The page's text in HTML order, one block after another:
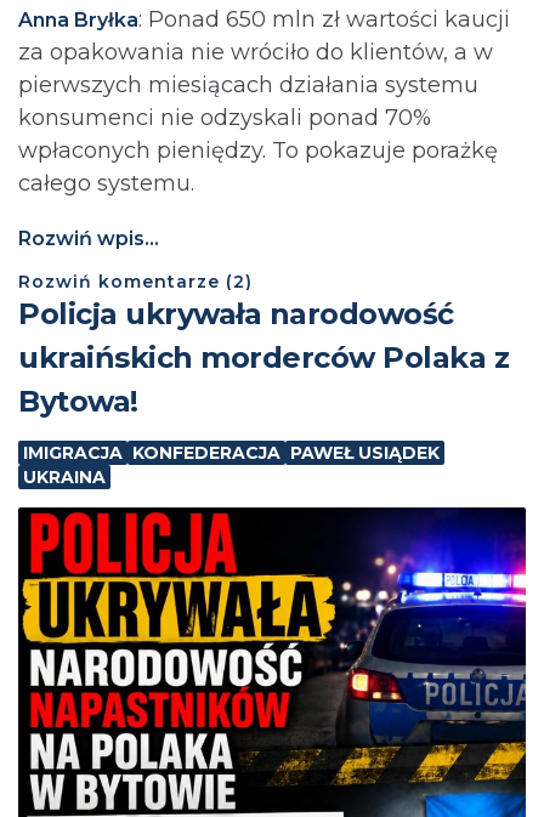
Anna Bryłka: Ponad 650 mln zł wartości kaucji
za opakowania nie wróciło do klientów, a w
pierwszych miesiącach działania systemu
konsumenci nie odzyskali ponad 70%
wpłaconych pieniędzy. To pokazuje porażkę
całego systemu.
Rozwiń wpis...
Rozwiń komentarze (2)
Policja ukrywała narodowość
ukraińskich morderców Polaka z
Bytowa!
IMIGRACJA KONFEDERACJA PAWEŁ USIĄDEK
UKRAINA